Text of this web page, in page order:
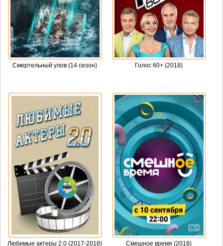
Смертельный улов (14 сезон) Голос 60+ (2018)
Любимые актеры 2.0 (2017-2018) Смешное время (2018)